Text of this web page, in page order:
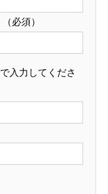
必須）
入力してくださ